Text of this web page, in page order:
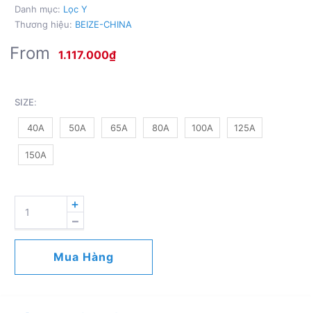
From 1.117.000₫
SIZE:
40A 50A 65A 80A 100A 125A
150A
Mua Hàng
Danh mục: Lọc Y
Thương hiệu: BEIZE-CHINA